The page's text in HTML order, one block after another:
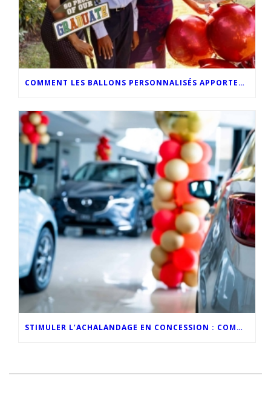
COMMENT LES BALLONS PERSONNALISÉS APPORTENT UNE TOUCHE D’ORIGINALITÉ AUX CÉRÉMONIES DE REMISE DES DIPLÔMES MODERNES
STIMULER L’ACHALANDAGE EN CONCESSION : COMMENT L’IMAGE DE MARQUE PROPULSE LES VENTES AUTOMOBILES DU MOIS DE MAI